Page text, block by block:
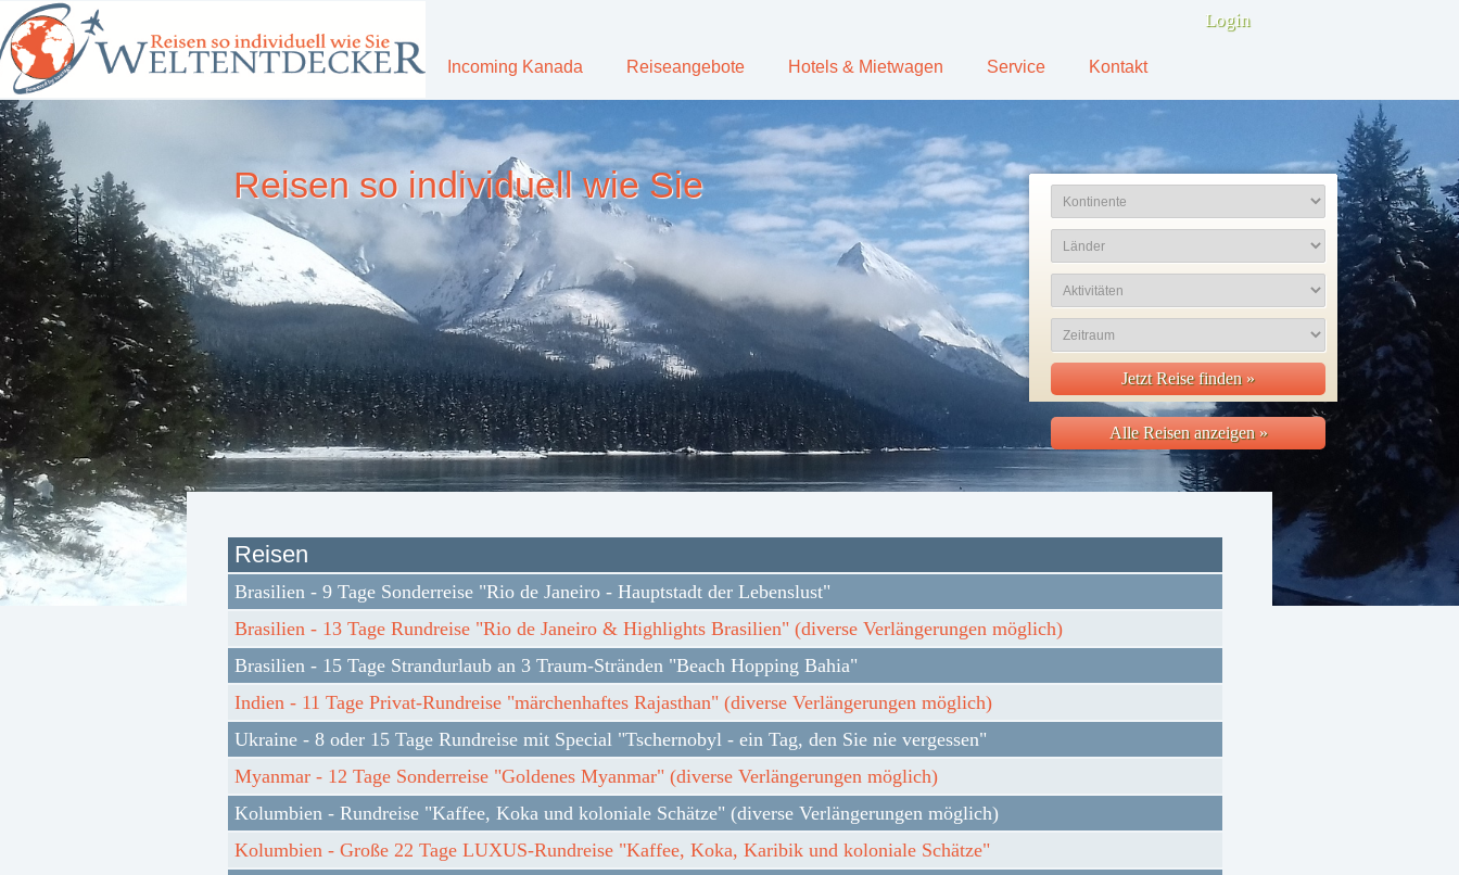
Login
Incoming Kanada Reiseangebote Hotels & Mietwagen Service Kontakt
Reisen so individuell wie Sie
Jetzt Reise finden »
Alle Reisen anzeigen »
Reisen
Brasilien - 9 Tage Sonderreise "Rio de Janeiro - Hauptstadt der Lebenslust"
Brasilien - 13 Tage Rundreise "Rio de Janeiro & Highlights Brasilien" (diverse Verlängerungen möglich)
Brasilien - 15 Tage Strandurlaub an 3 Traum-Stränden "Beach Hopping Bahia"
Indien - 11 Tage Privat-Rundreise "märchenhaftes Rajasthan" (diverse Verlängerungen möglich)
Ukraine - 8 oder 15 Tage Rundreise mit Special "Tschernobyl - ein Tag, den Sie nie vergessen"
Myanmar - 12 Tage Sonderreise "Goldenes Myanmar" (diverse Verlängerungen möglich)
Kolumbien - Rundreise "Kaffee, Koka und koloniale Schätze" (diverse Verlängerungen möglich)
Kolumbien - Große 22 Tage LUXUS-Rundreise "Kaffee, Koka, Karibik und koloniale Schätze"